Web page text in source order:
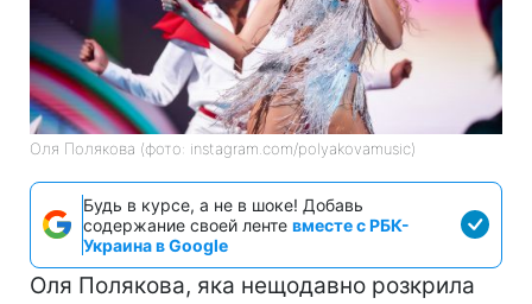
Оля Полякова (фото: instagram.com/polyakovamusic)
Будь в курсе, а не в шоке! Добавь
содержание своей ленте вместе с РБК-
Украина в Google
Оля Полякова, яка нещодавно розкрила